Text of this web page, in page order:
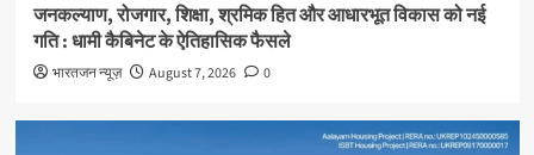
जनकल्याण, रोजगार, शिक्षा, श्रमिक हित और आधारभूत विकास को नई
गति : धामी कैबिनेट के ऐतिहासिक फैसले
भारतजन न्यूज़ August 7, 2026 0